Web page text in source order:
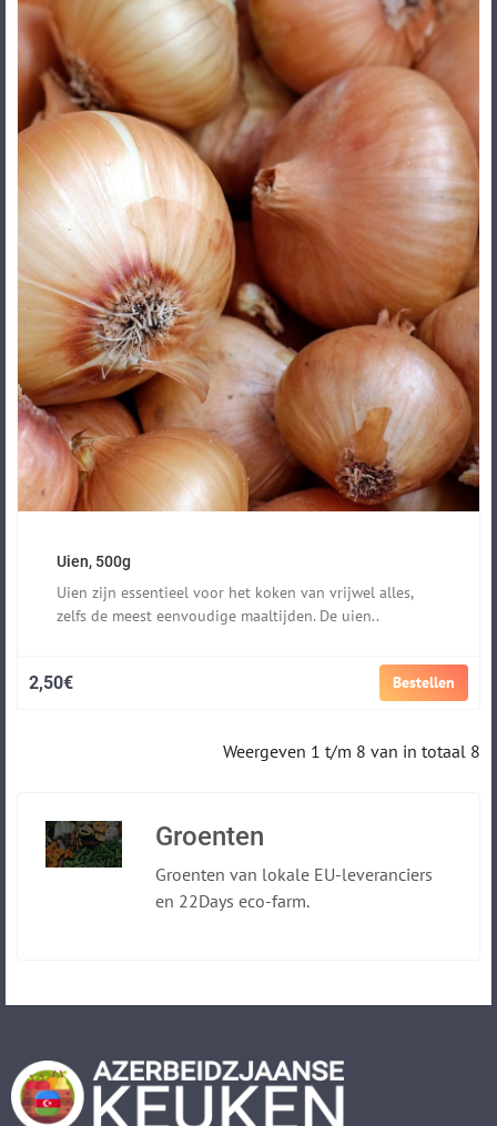
Uien, 500g
Uien zijn essentieel voor het koken van vrijwel alles,
zelfs de meest eenvoudige maaltijden. De uien..
Bestellen
2,50€
Weergeven 1 t/m 8 van in totaal 8
Groenten
Groenten van lokale EU-leveranciers
en 22Days eco-farm.